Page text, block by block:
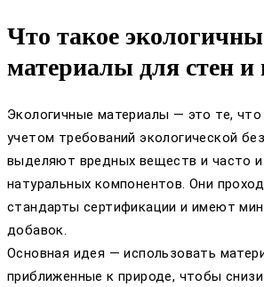
Что такое
материалы для стен и
Экологичные материалы — это те,
учетом требований экологической
выделяют вредных веществ и часто
натуральных компонентов. Они
стандарты сертификации и имеют
добавок.
Основная идея — использовать
приближенные к природе, чтобы